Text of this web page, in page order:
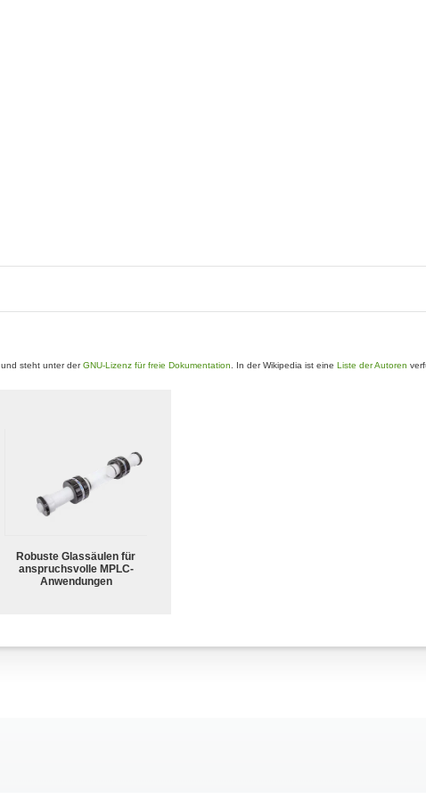
und steht unter derGNU-Lizenz für freie Dokumentation . In der Wikipedia ist eine Liste der Autoren
Robuste Glassäulen für
anspruchsvolle MPLC-
Anwendungen